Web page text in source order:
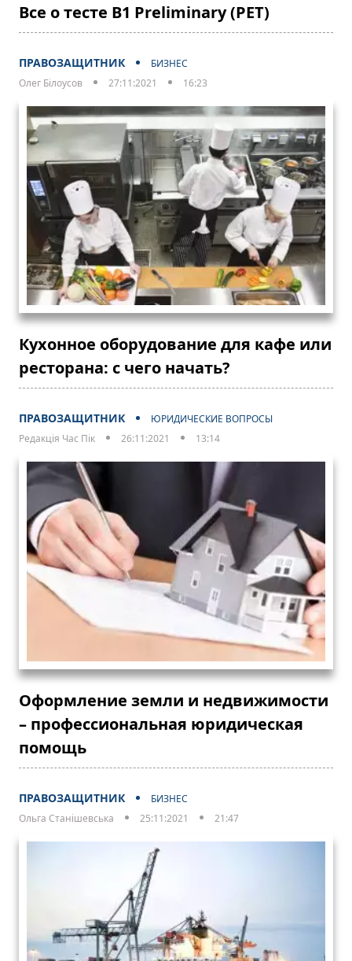
Все о тесте B1 Preliminary (PET)
ПРАВОЗАЩИТНИК
БИЗНЕС
Олег Білоусов
27:11:2021 16:23
Кухонное оборудование для кафе или
ресторана: с чего начать?
ПРАВОЗАЩИТНИК
ЮРИДИЧЕСКИЕ ВОПРОСЫ
Редакція Час Пік
26:11:2021 13:14
Оформление земли и недвижимости
– профессиональная юридическая
помощь
ПРАВОЗАЩИТНИК
БИЗНЕС
Ольга Станішевська
25:11:2021 21:47